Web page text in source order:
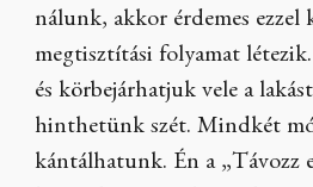
nálunk, akkor érdemes ezzel
megtisztítási folyamat
és körbejárhatjuk vele a
hinthetünk szét. Mindkét
kántálhatunk. Én a „Távozz